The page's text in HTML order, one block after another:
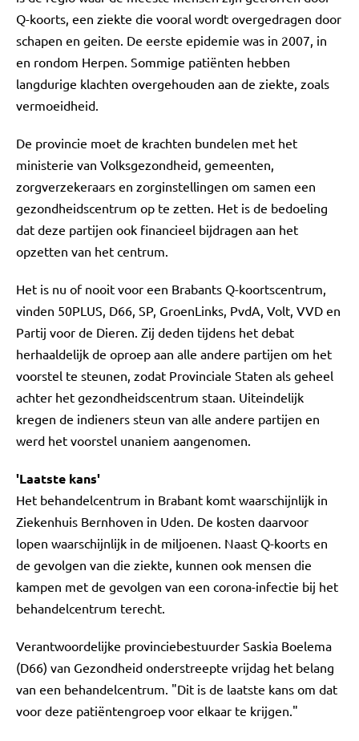
Q-koorts, een ziekte die vooral wordt overgedragen door
schapen en geiten. De eerste epidemie was in 2007, in
en rondom Herpen. Sommige patiënten hebben
langdurige klachten overgehouden aan de ziekte, zoals
vermoeidheid.
De provincie moet de krachten bundelen met het
ministerie van Volksgezondheid, gemeenten,
zorgverzekeraars en zorginstellingen om samen een
gezondheidscentrum op te zetten. Het is de bedoeling
dat deze partijen ook financieel bijdragen aan het
opzetten van het centrum.
Het is nu of nooit voor een Brabants Q-koortscentrum,
vinden 50PLUS, D66, SP, GroenLinks, PvdA, Volt, VVD en
Partij voor de Dieren. Zij deden tijdens het debat
herhaaldelijk de oproep aan alle andere partijen om het
voorstel te steunen, zodat Provinciale Staten als geheel
achter het gezondheidscentrum staan. Uiteindelijk
kregen de indieners steun van alle andere partijen en
werd het voorstel unaniem aangenomen.
'Laatste kans'
Het behandelcentrum in Brabant komt waarschijnlijk in
Ziekenhuis Bernhoven in Uden. De kosten daarvoor
lopen waarschijnlijk in de miljoenen. Naast Q-koorts en
de gevolgen van die ziekte, kunnen ook mensen die
kampen met de gevolgen van een corona-infectie bij het
behandelcentrum terecht.
Verantwoordelijke provinciebestuurder Saskia Boelema
(D66) van Gezondheid onderstreepte vrijdag het belang
van een behandelcentrum. "Dit is de laatste kans om dat
voor deze patiëntengroep voor elkaar te krijgen."